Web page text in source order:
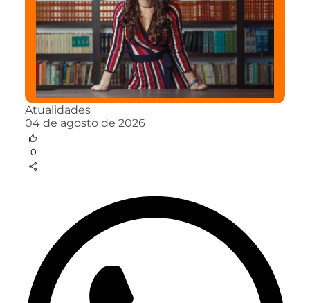
Atualidades
04 de agosto de 2026
0